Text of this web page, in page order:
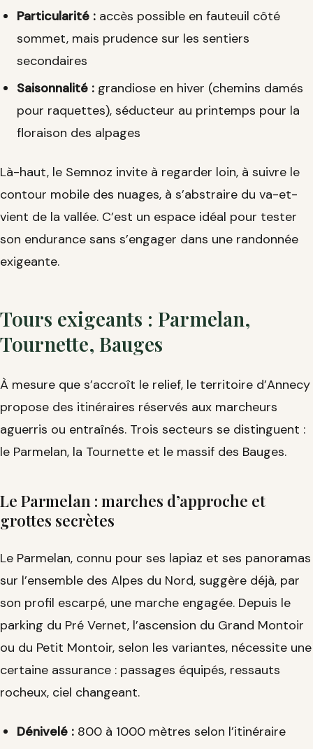
Particularité : accès possible en fauteuil côté
sommet, mais prudence sur les sentiers
secondaires
Saisonnalité : grandiose en hiver (chemins damés
pour raquettes), séducteur au printemps pour la
floraison des alpages
Là-haut, le Semnoz invite à regarder loin, à suivre le
contour mobile des nuages, à s’abstraire du va-et-
vient de la vallée. C’est un espace idéal pour tester
son endurance sans s’engager dans une randonnée
exigeante.
Tours exigeants : Parmelan,
Tournette, Bauges
À mesure que s’accroît le relief, le territoire d’Annecy
propose des itinéraires réservés aux marcheurs
aguerris ou entraînés. Trois secteurs se distinguent :
le Parmelan, la Tournette et le massif des Bauges.
Le Parmelan : marches d’approche et
grottes secrètes
Le Parmelan, connu pour ses lapiaz et ses panoramas
sur l’ensemble des Alpes du Nord, suggère déjà, par
son profil escarpé, une marche engagée. Depuis le
parking du Pré Vernet, l’ascension du Grand Montoir
ou du Petit Montoir, selon les variantes, nécessite une
certaine assurance : passages équipés, ressauts
rocheux, ciel changeant.
Dénivelé : 800 à 1000 mètres selon l’itinéraire